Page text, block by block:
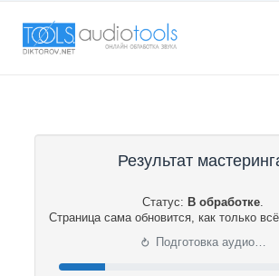
Результат
Статус: В обработке.
Страница сама обновится, как только
⟳ Подготовка аудио…